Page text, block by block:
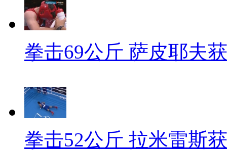
拳击69公斤 萨皮耶夫
拳击52公斤 拉米雷斯